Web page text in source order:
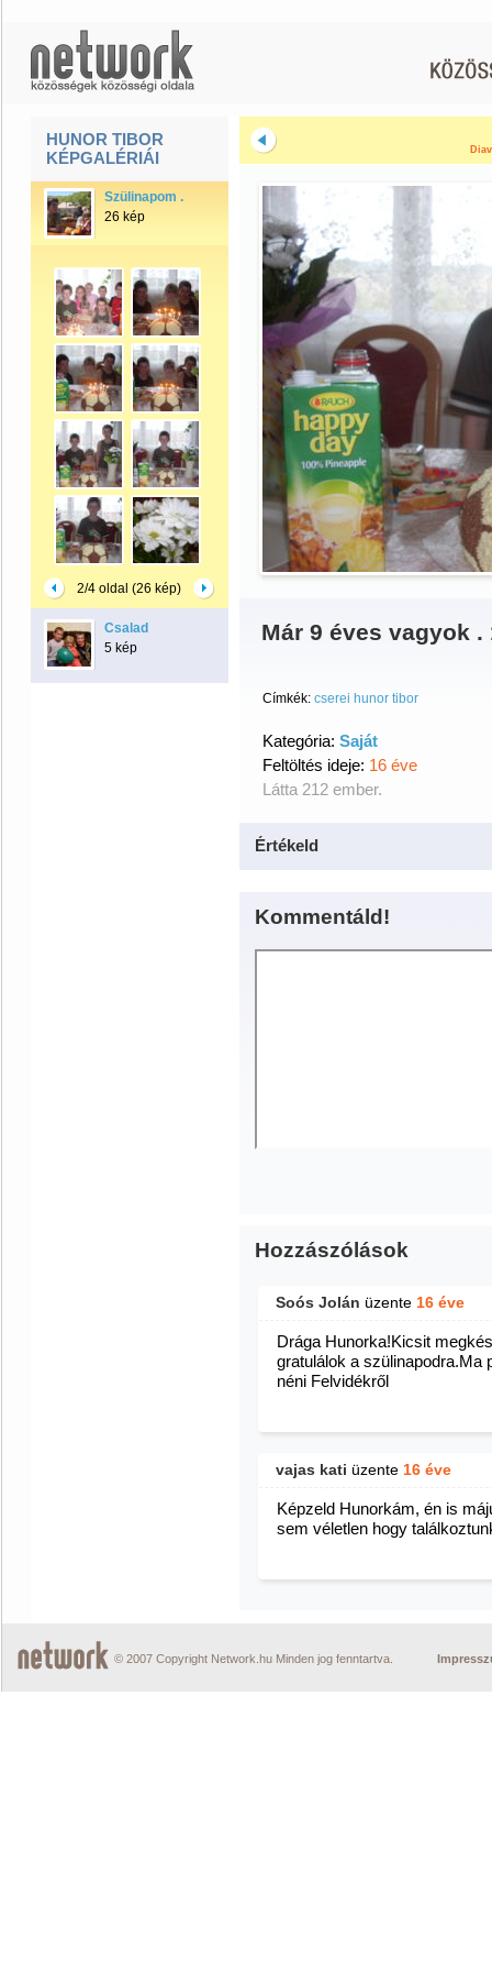
HUNOR TIBOR
KÉPGALÉRIÁI
Szülinapom .
26 kép
2/4 oldal (26 kép)
Csalad
5 kép
Már 9 éves vagyok .
Címkék: cserei hunor tibor
Kategória: Saját
Feltöltés ideje: 16 éve
Látta 212 ember.
Értékeld
Kommentáld!
Hozzászólások
Soós Jolán üzente 16 éve
Drága Hunorka!Kicsit
gratulálok a szülinapodra.Ma
néni Felvidékről
vajas kati üzente 16 éve
Képzeld Hunorkám, én is
sem véletlen hogy
© 2007 Copyright Network.hu Minden jog fenntartva.